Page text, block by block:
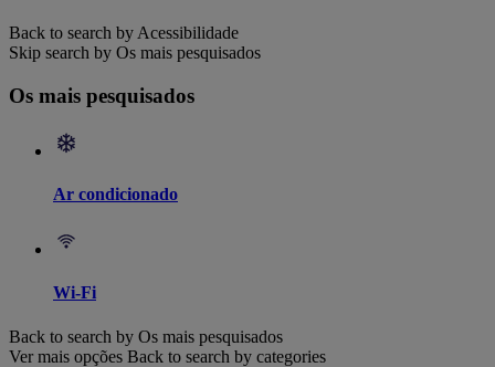
Back to search by Acessibilidade
Skip search by Os mais pesquisados
Os mais pesquisados
Ar condicionado
Wi-Fi
Back to search by Os mais pesquisados
Ver mais opções Back to search by categories